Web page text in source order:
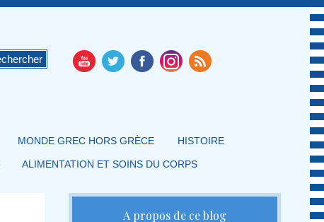
MONDE GREC HORS GRÈCE HISTOIRE
ALIMENTATION ET SOINS DU CORPS
A propos de ce blog